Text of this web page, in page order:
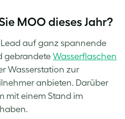
MOO dieses Jahr?
auf ganz spannende
gebrandete Wasserflaschen
Wasserstation zur
anbieten. Darüber
mit einem Stand im